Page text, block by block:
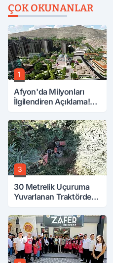
ÇOK OKUNANLAR
1
Afyon'da Milyonları
İlgilendiren Açıklama!
3
30 Metrelik Uçuruma
Yuvarlanan Traktörden